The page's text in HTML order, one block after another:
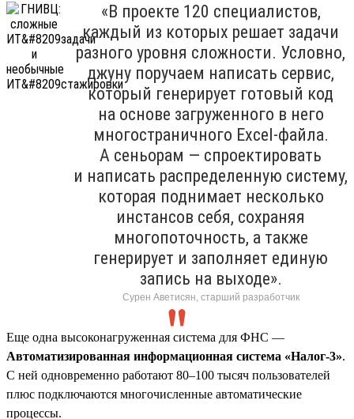
«В проекте 120 специалистов,
каждый из которых решает задачи
разного уровня сложности. Условно,
джуну поручаем написать сервис,
который генерирует готовый код
на основе загруженного в него
многостраничного Excel-файла.
А сеньорам — спроектировать
и написать распределенную систему,
которая поднимает несколько
инстансов себя, сохраняя
многопоточность, а также
генерирует и заполняет единую
запись на выходе».
Сурен Аветисян, старший разработчик
Еще одна высоконагруженная система для ФНС —
Автоматизированная информационная система «Налог-3».
С ней одновременно работают 80–100 тысяч пользователей
плюс подключаются многочисленные автоматические
процессы.